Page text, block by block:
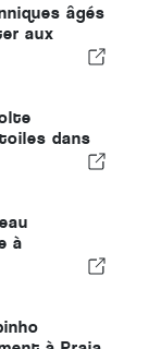
âgés
aux
dans
à